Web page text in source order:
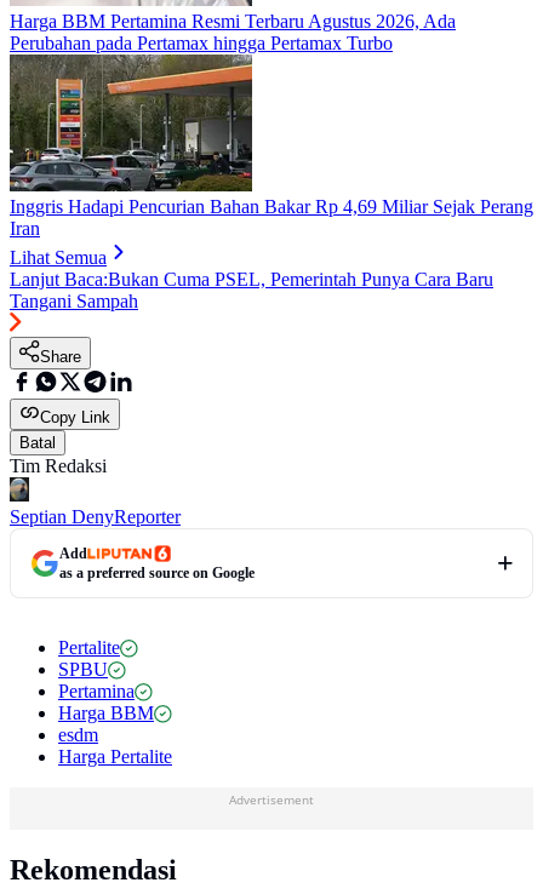
Harga BBM Pertamina Resmi Terbaru Agustus 2026, Ada
Perubahan pada Pertamax hingga Pertamax Turbo
Inggris Hadapi Pencurian Bahan Bakar Rp 4,69 Miliar Sejak Perang
Iran
Lihat Semua
Lanjut Baca:Bukan Cuma PSEL, Pemerintah Punya Cara Baru
Tangani Sampah
Share
Copy Link
Batal
Tim Redaksi
Septian DenyReporter
Add
as a preferred source on Google
Pertalite
SPBU
Pertamina
Harga BBM
esdm
Harga Pertalite
Advertisement
Rekomendasi